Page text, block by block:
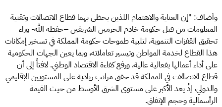
وأضاف: "إن العناية والاهتمام اللذين يحظى بهما قطاع الاتصالات وتقنية
المعلومات من قبل حكومة خادم الحرمين الشريفين –حفظه الله- وراء
تحقيق القفزات التنموية، لتلبية طموحات حكومة المملكة في تسخير إمكانات
هذا القطاع لخدمة المواطن وتيسير تعاملاته، وبما يعين الجهات الحكومية
على أداء أعمالها بفعالية عالية، ورفع كفاءة الاقتصاد الوطني. لافتاً إلى أن
قطاع الاتصالات في المملكة قد حقق مراتب ريادية على المستويين الإقليمي
والدولي، إذْ يعد الأكبر على مستوى الشرق الأوسط من حيث القيمة
الرأسمالية وحجم الإنفاق.